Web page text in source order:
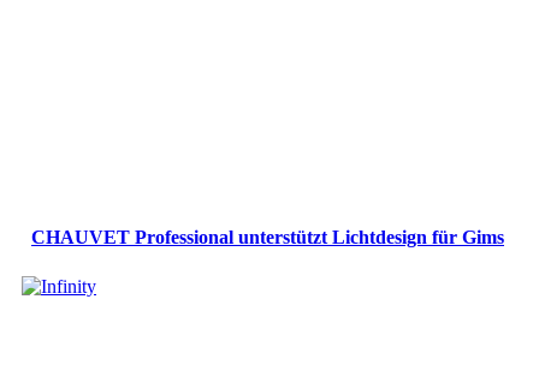
CHAUVET Professional unterstützt Lichtdesign für Gims